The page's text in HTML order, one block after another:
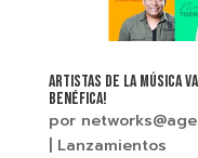
ARTISTAS DE LA MÚSICA
BENÉFICA!
por
| Lanzamientos